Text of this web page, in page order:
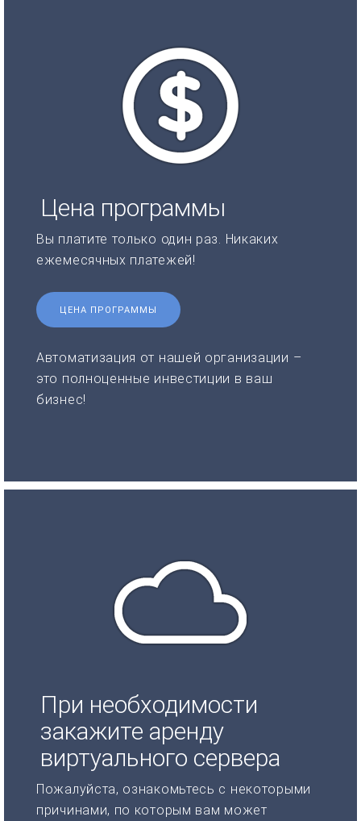
Цена программы
Вы платите только один раз. Никаких
ежемесячных платежей!
ЦЕНА ПРОГРАММЫ
Автоматизация от нашей организации –
это полноценные инвестиции в ваш
бизнес!
При необходимости
закажите аренду
виртуального сервера
Пожалуйста, ознакомьтесь с некоторыми
причинами, по которым вам может